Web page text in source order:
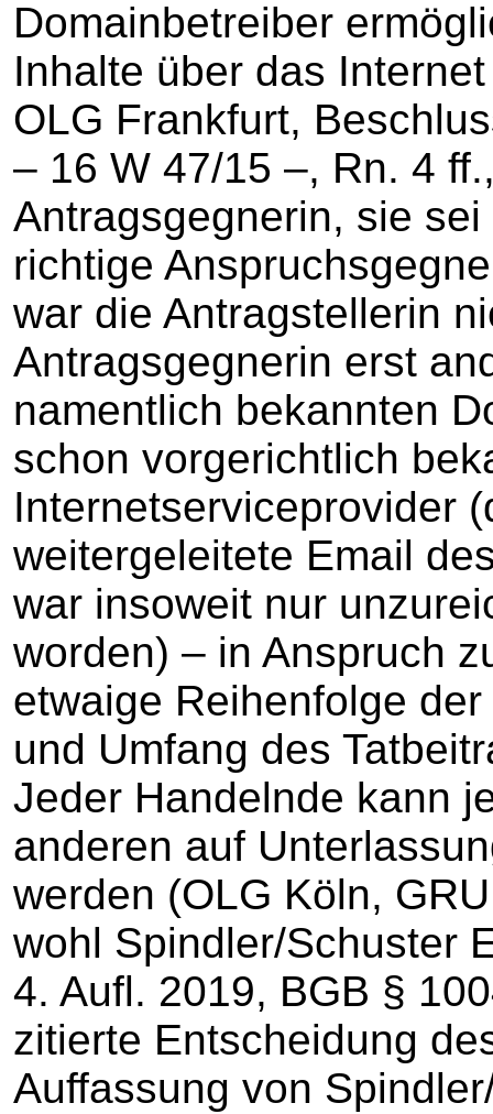
Domainbetreiber
Inhalte über das
OLG Frankfurt,
– 16 W 47/15 –, Rn. 4
Antragsgegnerin, sie
richtige
war die Antragstellerin
Antragsgegnerin erst
namentlich bekannten
schon vorgerichtlich
Internetserviceprovider
weitergeleitete Email
war insoweit nur
worden) – in Anspruch
etwaige Reihenfolge
und Umfang des
Jeder Handelnde kann
anderen auf
werden (OLG Köln,
wohl Spindler/Schuster
4. Aufl. 2019, BGB §
zitierte Entscheidung
Auffassung von